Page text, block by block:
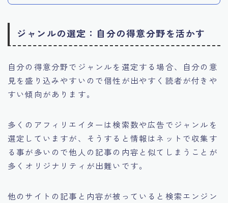
ジャンルの選定：自分の得意分野を活かす
自分の得意分野でジャンルを選定する場合、自分の意
見を盛り込みやすいので個性が出やすく読者が付きや
すい傾向があります。
多くのアフィリエイターは検索数や広告でジャンルを
選定していますが、そうすると情報はネットで収集す
る事が多いので他人の記事の内容と似てしまうことが
多くオリジナリティが出難いです。
他のサイトの記事と内容が被っていると検索エンジン